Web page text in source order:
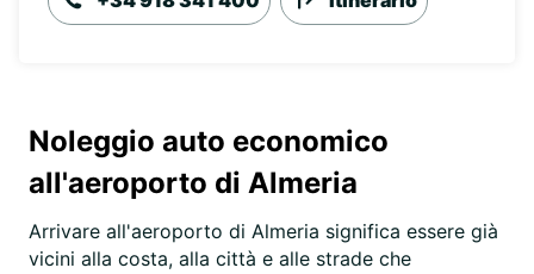
Noleggio auto economico
all'aeroporto di Almeria
Arrivare all'aeroporto di Almeria significa essere già
vicini alla costa, alla città e alle strade che